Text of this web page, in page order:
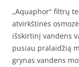
„Aquaphor“ filtrų
atvirkštinės
išskirtinį vandens
pusiau pralaidžią
grynas vandens